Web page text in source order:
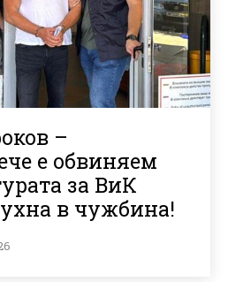
–
е обвиняем
за ВиК
в чужбина!